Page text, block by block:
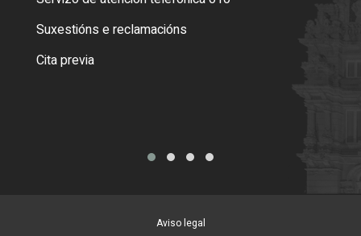
Suxestións e reclamacións
Cita previa
Aviso legal